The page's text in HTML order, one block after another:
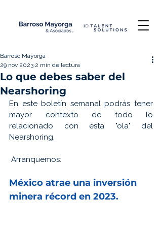
Lo que debes saber del
Nearshoring
Barroso Mayorga
29 nov 2023 2 min de lectura
En este boletín semanal podrás tener
mayor contexto de todo lo
relacionado con esta "ola" del
Nearshoring.
Arranquemos:
México atrae una inversión
minera récord en 2023.